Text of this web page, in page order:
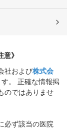
》
社および株式会
。 正確な情報掲
のではありませ
必ず該当の医院